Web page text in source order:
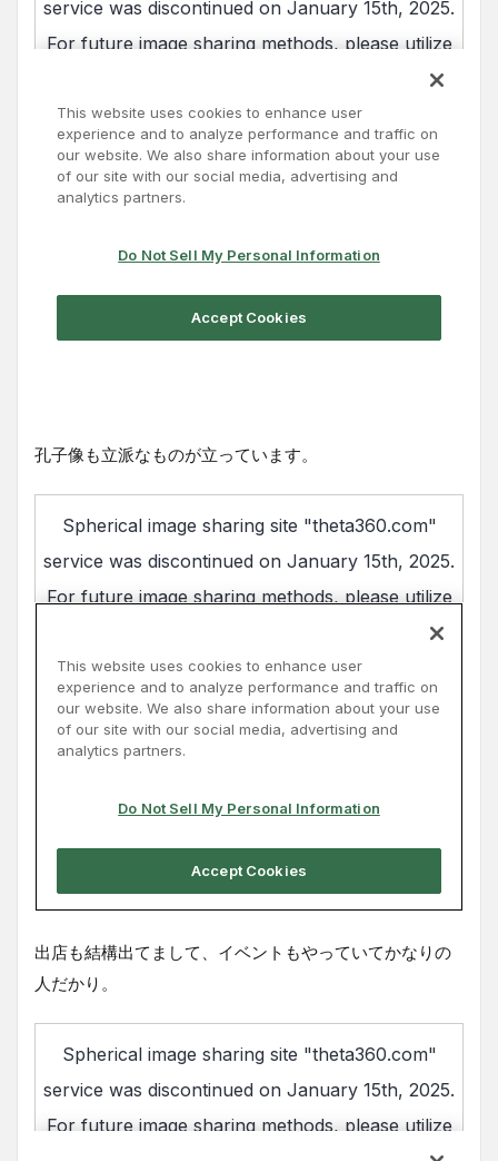
孔子像も立派なものが立っています。
出店も結構出てまして、イベントもやっていてかなりの
人だかり。